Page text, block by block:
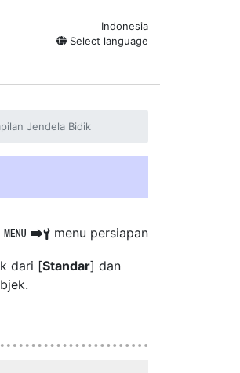
Indonesia
Select language
Jendela Bidik
G UB menu persiapan
dari [Standar] dan